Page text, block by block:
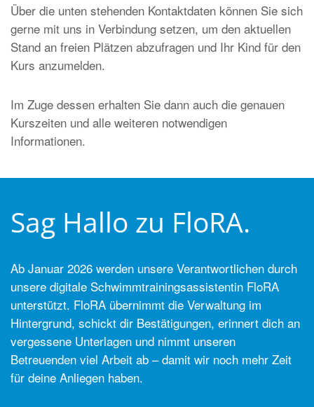
Über die unten stehenden Kontaktdaten können Sie sich
gerne mit uns in Verbindung setzen, um den aktuellen
Stand an freien Plätzen abzufragen und Ihr Kind für den
Kurs anzumelden.
Im Zuge dessen erhalten Sie dann auch die genauen
Kurszeiten und alle weiteren notwendigen
Informationen.
Sag Hallo zu FloRA.
Ab Januar 2026 werden unsere Verantwortlichen durch
unsere digitale Schwimmtrainingsassistentin FloRA
unterstützt. FloRA übernimmt die Verwaltung im
Hintergrund, schickt dir Bestätigungen, erinnert dich an
vergessene Unterlagen und nimmt unseren
Betreuenden viel Arbeit ab – damit wir noch mehr Zeit
für deine Anliegen haben.